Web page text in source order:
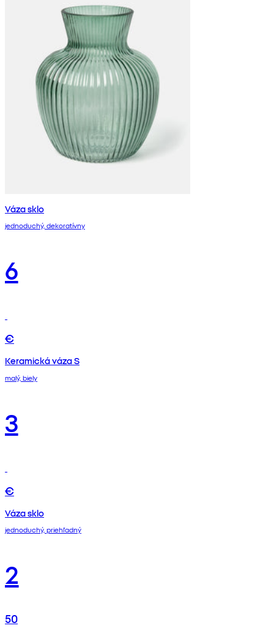
Váza sklo
jednoduchý, dekoratívny
6
€
Keramická váza S
malý, biely
3
€
Váza sklo
jednoduchý, priehľadný
2
50